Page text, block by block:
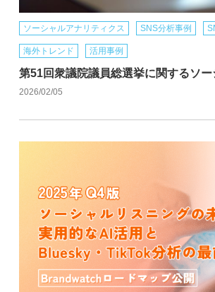
ソーシャルアナリティクス SNS分析事例
海外トレンド 活用事例
第51回衆議院議員総選挙に関するソ
2026/02/05